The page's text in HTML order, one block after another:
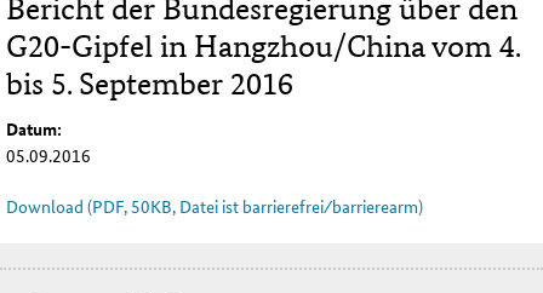
Bericht der Bundesregierung über den
G20-Gipfel in Hangzhou/China vom 4.
bis 5. September 2016
Datum:
05.09.2016
Download (PDF, 50KB, Datei ist barrierefrei⁄barrierearm)